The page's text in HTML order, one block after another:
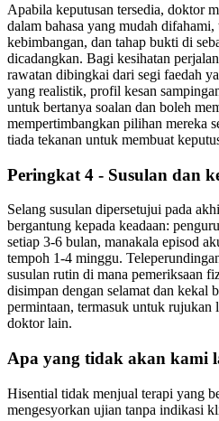
Apabila keputusan tersedia, doktor
dalam bahasa yang mudah
kebimbangan, dan tahap bukti di
dicadangkan. Bagi kesihatan
rawatan dibingkai dari segi faedah
yang realistik, profil kesan
untuk bertanya soalan dan boleh
mempertimbangkan pilihan mereka
tiada tekanan untuk membuat
Peringkat 4 - Susulan dan
Selang susulan dipersetujui pada
bergantung kepada keadaan:
setiap 3-6 bulan, manakala episod
tempoh 1-4 minggu.
susulan rutin di mana pemeriksaan
disimpan dengan selamat dan kekal
permintaan, termasuk untuk rujukan
doktor lain.
Apa yang tidak akan kami
Hisential tidak menjual terapi yang
mengesyorkan ujian tanpa indikasi